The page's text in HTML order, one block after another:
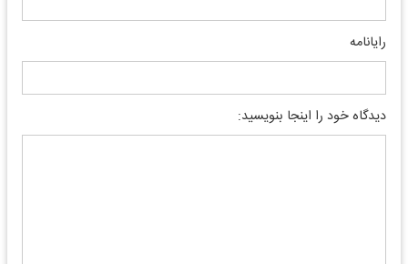
رایانامه
دیدگاه خود را اینجا بنویسید: